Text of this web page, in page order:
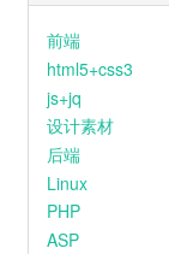
前端
html5+css3
js+jq
设计素材
后端
Linux
PHP
ASP